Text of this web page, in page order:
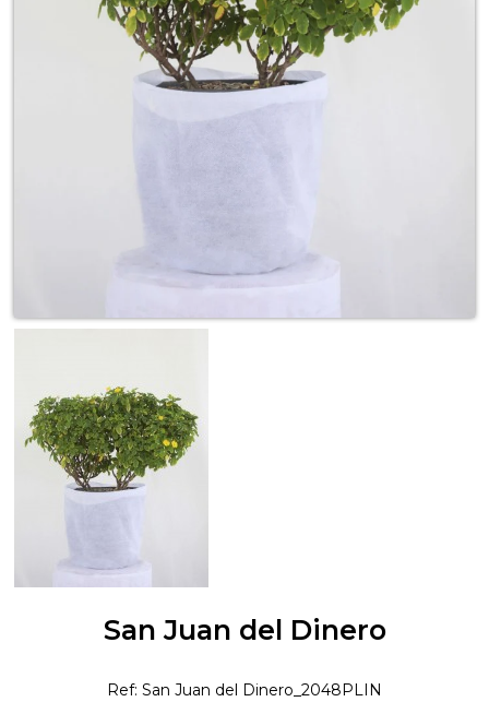
San Juan del Dinero
Ref: San Juan del Dinero_2048PLIN